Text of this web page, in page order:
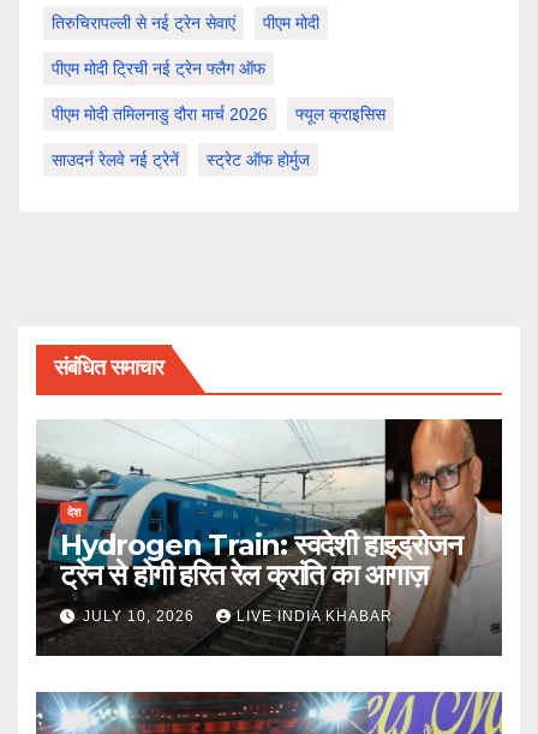
तिरुचिरापल्ली से नई ट्रेन सेवाएं पीएम मोदी
पीएम मोदी ट्रिची नई ट्रेन फ्लैग ऑफ
पीएम मोदी तमिलनाडु दौरा मार्च 2026 फ्यूल क्राइसिस
साउदर्न रेलवे नई ट्रेनें स्ट्रेट ऑफ होर्मुज
संबंधित समाचार
देश
Hydrogen Train: स्वदेशी हाइड्रोजन
ट्रेन से होगी हरित रेल क्रांति का आगाज़
JULY 10, 2026 LIVE INDIA KHABAR